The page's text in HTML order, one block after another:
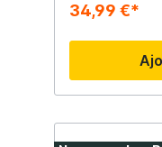
34,99 €*